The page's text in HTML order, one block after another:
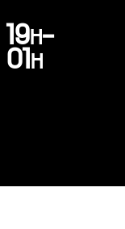
19h-
01h